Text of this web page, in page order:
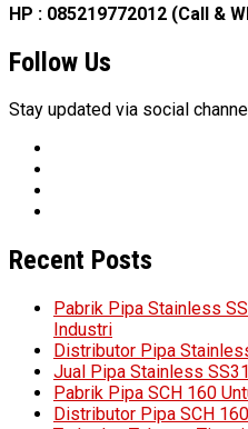
HP : 085219772012 (Call &
Follow Us
Stay updated via social
Recent Posts
Pabrik Pipa Stainless
Industri
Distributor Pipa
Jual Pipa Stainless
Pabrik Pipa SCH 160
Distributor Pipa SCH